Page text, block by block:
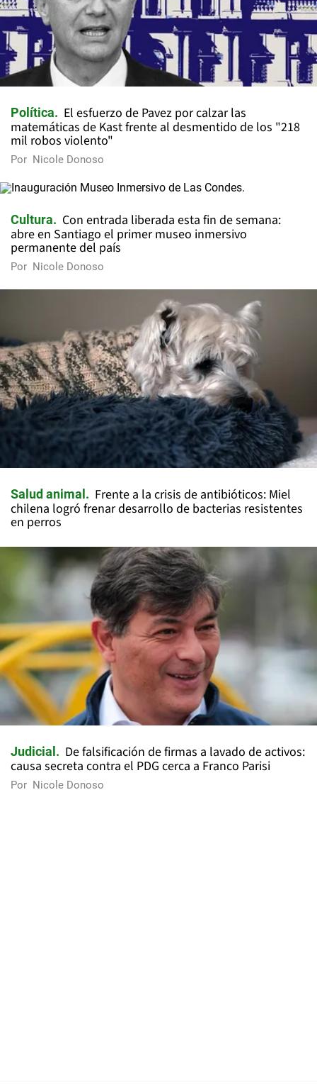
Política
El esfuerzo de Pavez por calzar las
matemáticas de Kast frente al desmentido de los "218
mil robos violento"
Por Nicole Donoso
Cultura
Con entrada liberada esta fin de semana:
abre en Santiago el primer museo inmersivo
permanente del país
Por Nicole Donoso
Salud animal
Frente a la crisis de antibióticos: Miel
chilena logró frenar desarrollo de bacterias resistentes
en perros
Judicial
De falsificación de firmas a lavado de activos:
causa secreta contra el PDG cerca a Franco Parisi
Por Nicole Donoso